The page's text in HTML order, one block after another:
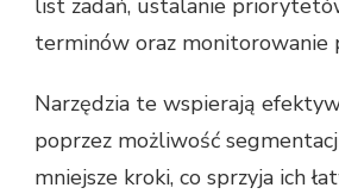
list zadań, ustalanie
terminów oraz monitorowanie
Narzędzia te wspierają
poprzez możliwość
mniejsze kroki, co sprzyja ich